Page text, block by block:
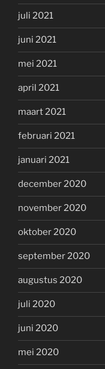
juli 2021
juni 2021
mei 2021
april 2021
maart 2021
februari 2021
januari 2021
december 2020
november 2020
oktober 2020
september 2020
augustus 2020
juli 2020
juni 2020
mei 2020